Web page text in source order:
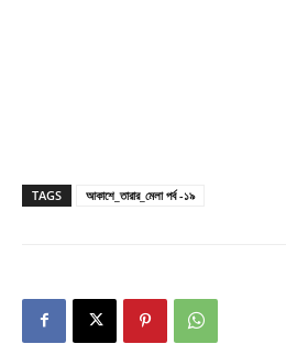
TAGS আকাশে_তারার_মেলা পর্ব -১৯